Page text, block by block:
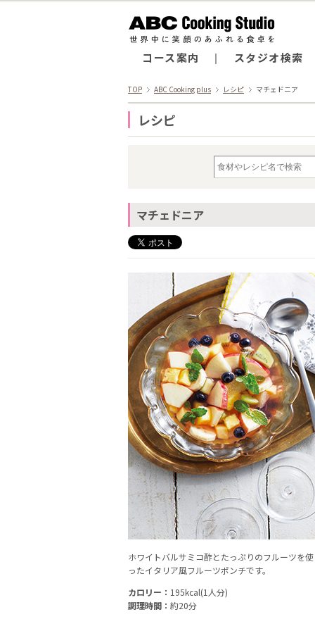
コース案内 スタジオ検索
TOP ABC Cooking plus レシピ マチェドニア
レシピ
マチェドニア
ホワイトバルサミコ酢とたっぷりのフルーツを使
ったイタリア風フルーツポンチです。
カロリー： 195kcal(1人分)
調理時間： 約20分